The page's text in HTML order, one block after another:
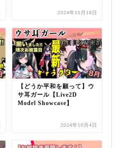
2024年10月18日
【どうか平和を願って】ウ
サ耳ガール【Live2D
Model Showcase】
2024年10月4日